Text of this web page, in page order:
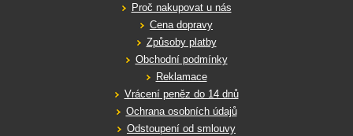
Proč nakupovat u nás
Cena dopravy
Způsoby platby
Obchodní podmínky
Reklamace
Vrácení peněz do 14 dnů
Ochrana osobních údajů
Odstoupení od smlouvy